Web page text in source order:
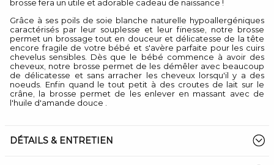
brosse fera un utile et adorable cadeau de naissance !
Grâce à ses poils de soie blanche naturelle hypoallergéniques
caractérisés par leur souplesse et leur finesse, notre brosse
permet un brossage tout en douceur et délicatesse de la tête
encore fragile de votre bébé et s'avère parfaite pour les cuirs
chevelus sensibles. Dès que le bébé commence à avoir des
cheveux, notre brosse permet de les démêler avec beaucoup
de délicatesse et sans arracher les cheveux lorsqu'il y a des
noeuds. Enfin quand le tout petit à des croutes de lait sur le
crâne, la brosse permet de les enlever en massant avec de
l'huile d'amande douce .
DÉTAILS & ENTRETIEN